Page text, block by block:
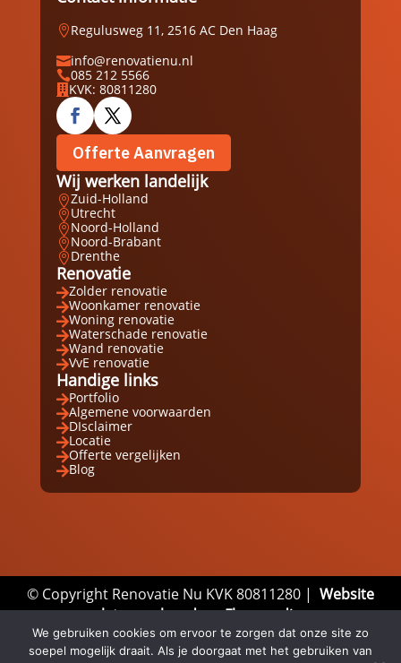
Regulusweg 11, 2516 AC Den Haag
info@renovatienu.nl
085 212 5566
 KVK: 80811280
Offerte Aanvragen
Wij werken landelijk
Zuid-Holland
Utrecht
Noord-Holland
Noord-Brabant
Drenthe
Renovatie
Zolder renovatie
Woonkamer renovatie
Woning renovatie
Waterschade renovatie
Wand renovatie
VvE renovatie
Handige links
Portfolio
Algemene voorwaarden
DIsclaimer
Locatie
Offerte vergelijken
Blog
© Copyright Renovatie Nu KVK 80811280 | Website
laten maken door Flexamedia
Privacyverklaring|Disclaimer| Algemene
Voorwaarden
We gebruiken cookies om ervoor te zorgen dat onze site zo
soepel mogelijk draait. Als je doorgaat met het gebruiken van